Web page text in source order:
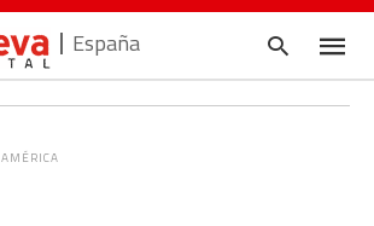
España
AMÉRICA